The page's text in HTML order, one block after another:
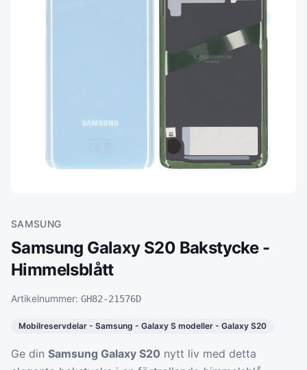
SAMSUNG
Samsung Galaxy S20 Bakstycke -
Himmelsblått
Artikelnummer: GH82-21576D
Mobilreservdelar - Samsung - Galaxy S modeller - Galaxy S20
Ge din Samsung Galaxy S20 nytt liv med detta